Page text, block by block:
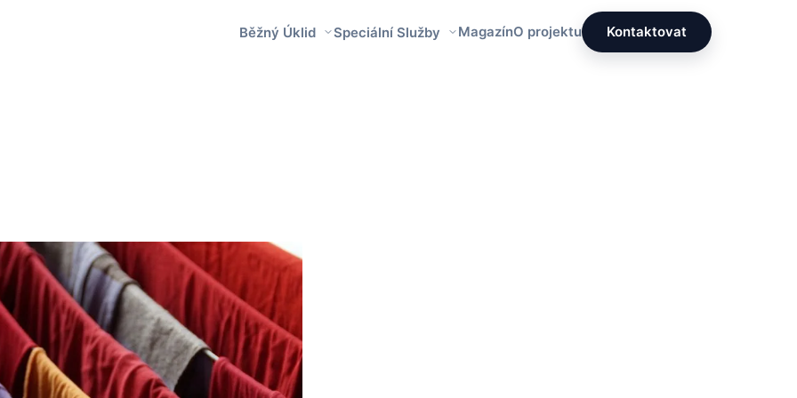
Běžný Úklid Speciální Služby MagazínO projektu Kontaktovat